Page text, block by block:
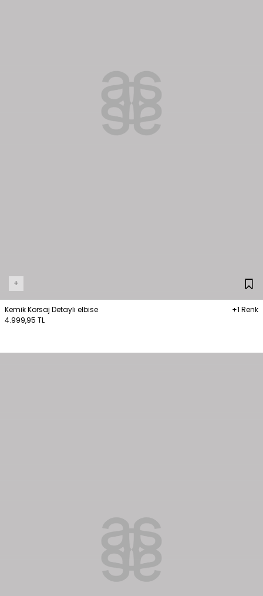
+
Kemik Korsaj Detaylı elbise
+1 Renk
4.999,95 TL